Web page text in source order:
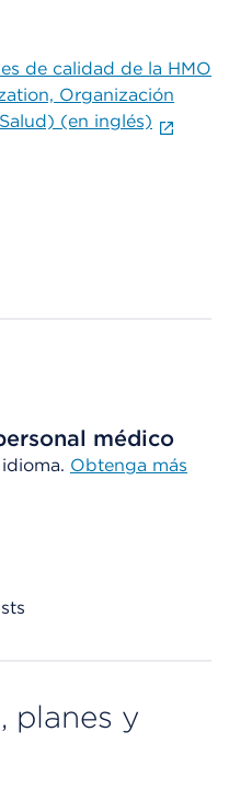
de calidad de la HMO
Organización
(en inglés)
médico
Obtenga más
planes y